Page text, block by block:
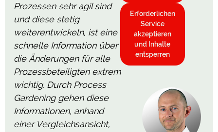
Erforderlichen
Service
akzeptieren
und Inhalte
entsperren
Prozessen sehr agil sind
und diese stetig
weiterentwickeln, ist eine
schnelle Information über
die Änderungen für alle
Prozessbeteiligten extrem
wichtig. Durch Process
Gardening gehen diese
Informationen, anhand
einer Vergleichsansicht,